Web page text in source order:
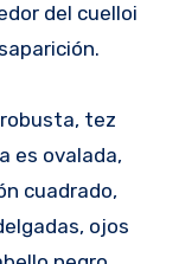
del cuelloi
tez
es ovalada,
cuadrado,
ojos